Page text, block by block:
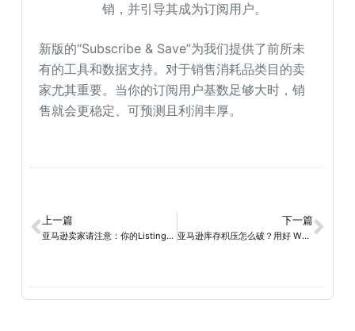
销，并引导其成为订阅用户。
新版的“Subscribe & Save”为我们提供了前所未
有的工具和数据支持。对于销售消耗品类目的卖
家尤其重要。当你的订阅用户基数足够大时，销
售就会更稳定、可预测且利润丰厚。
上一篇
亚马逊卖家请注意：你的Listing不是写给人看的，是写给AI读的
下一篇
亚马逊库存积压怎么破？用好 WOOT 这一招，不只是清货那么简单!